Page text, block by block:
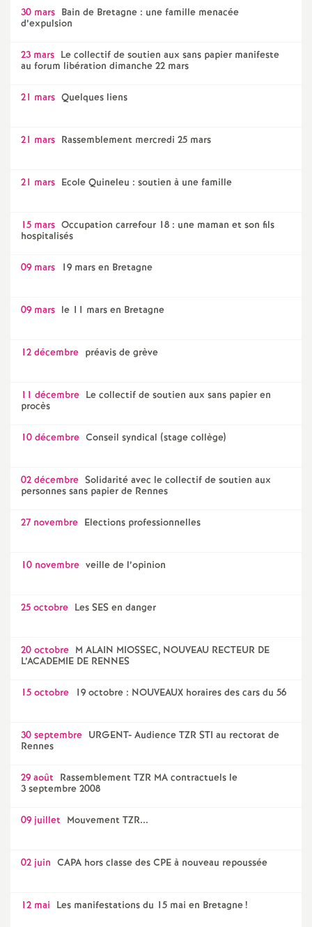
30 mars Bain de Bretagne : une famille menacée
d’expulsion
23 mars Le collectif de soutien aux sans papier manifeste
au forum libération dimanche 22 mars
21 mars Quelques liens
21 mars Rassemblement mercredi 25 mars
21 mars Ecole Quineleu : soutien à une famille
15 mars Occupation carrefour 18 : une maman et son fils
hospitalisés
09 mars 19 mars en Bretagne
09 mars le 11 mars en Bretagne
12 décembre préavis de grève
11 décembre Le collectif de soutien aux sans papier en
procès
10 décembre Conseil syndical (stage collège)
02 décembre Solidarité avec le collectif de soutien aux
personnes sans papier de Rennes
27 novembre Elections professionnelles
10 novembre veille de l’opinion
25 octobre Les SES en danger
20 octobre M ALAIN MIOSSEC, NOUVEAU RECTEUR DE
L’ACADEMIE DE RENNES
15 octobre 19 octobre : NOUVEAUX horaires des cars du 56
30 septembre URGENT- Audience TZR STI au rectorat de
Rennes
29 août Rassemblement TZR MA contractuels le
3 septembre 2008
09 juillet Mouvement TZR...
02 juin CAPA hors classe des CPE à nouveau repoussée
12 mai Les manifestations du 15 mai en Bretagne!